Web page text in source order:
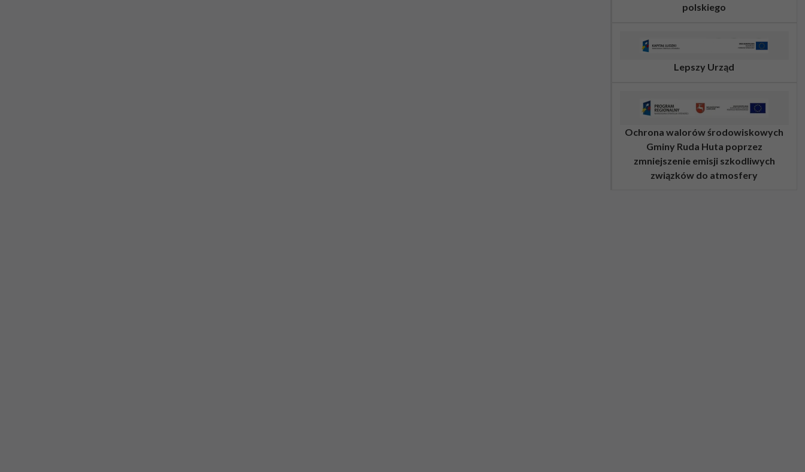
polskiego
Lepszy Urząd
Ochrona walorów środowiskowych
Gminy Ruda Huta poprzez
zmniejszenie emisji szkodliwych
związków do atmosfery